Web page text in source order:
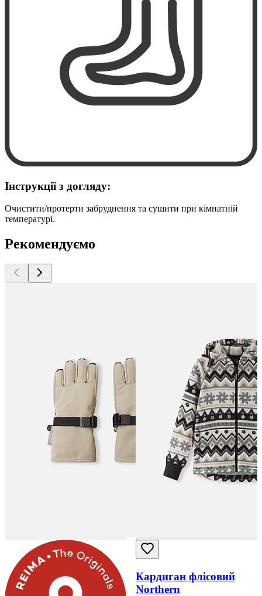
Інструкції з догляду:
Очистити/протерти забруднення та сушити при кімнатній
температурі.
Рекомендуємо
Кардиган флісовий
Northern